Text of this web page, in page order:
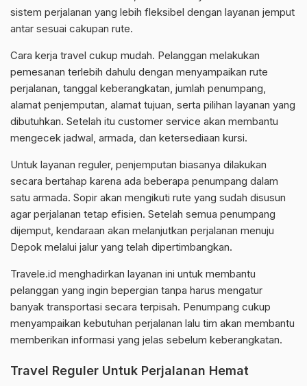
sistem perjalanan yang lebih fleksibel dengan layanan jemput
antar sesuai cakupan rute.
Cara kerja travel cukup mudah. Pelanggan melakukan
pemesanan terlebih dahulu dengan menyampaikan rute
perjalanan, tanggal keberangkatan, jumlah penumpang,
alamat penjemputan, alamat tujuan, serta pilihan layanan yang
dibutuhkan. Setelah itu customer service akan membantu
mengecek jadwal, armada, dan ketersediaan kursi.
Untuk layanan reguler, penjemputan biasanya dilakukan
secara bertahap karena ada beberapa penumpang dalam
satu armada. Sopir akan mengikuti rute yang sudah disusun
agar perjalanan tetap efisien. Setelah semua penumpang
dijemput, kendaraan akan melanjutkan perjalanan menuju
Depok melalui jalur yang telah dipertimbangkan.
Travele.id menghadirkan layanan ini untuk membantu
pelanggan yang ingin bepergian tanpa harus mengatur
banyak transportasi secara terpisah. Penumpang cukup
menyampaikan kebutuhan perjalanan lalu tim akan membantu
memberikan informasi yang jelas sebelum keberangkatan.
Travel Reguler Untuk Perjalanan Hemat